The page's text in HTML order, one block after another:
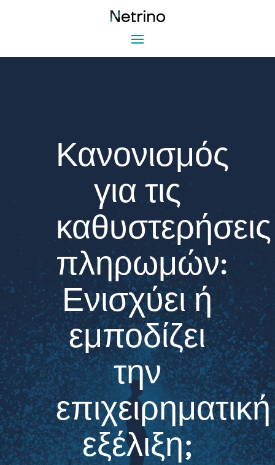
Κανονισμός
για τις
καθυστερήσεις
πληρωμών:
Ενισχύει ή
εμποδίζει
την
επιχειρηματική
εξέλιξη;